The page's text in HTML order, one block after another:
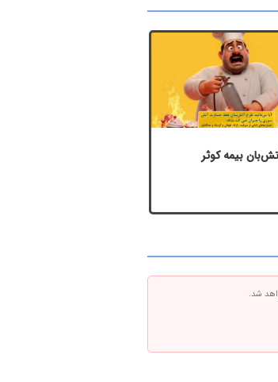
بیمه کوثر
شد.